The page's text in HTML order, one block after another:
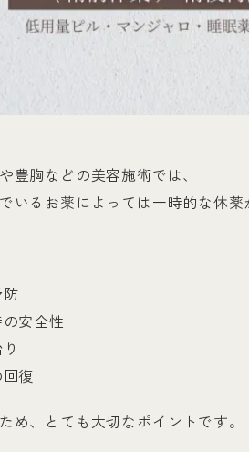
豊胸などの美容施術では、
いるお薬によっては一時的な休薬
安全性
復
め、とても大切なポイントです。